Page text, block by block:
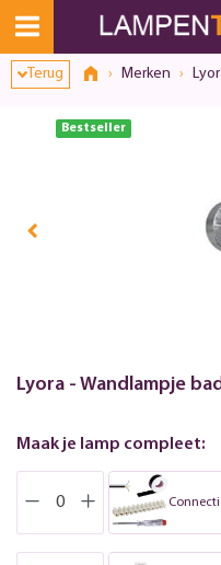
Terug Merken
Bestseller
Lyora - Wandlampje
Maak je lamp compleet: